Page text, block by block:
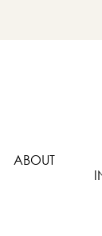
ABOUT